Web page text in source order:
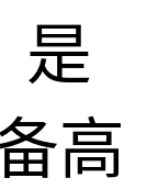
是
高